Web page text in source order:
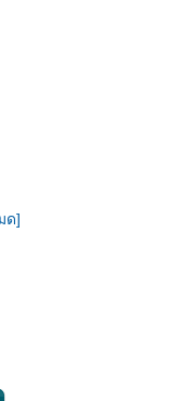
ด]